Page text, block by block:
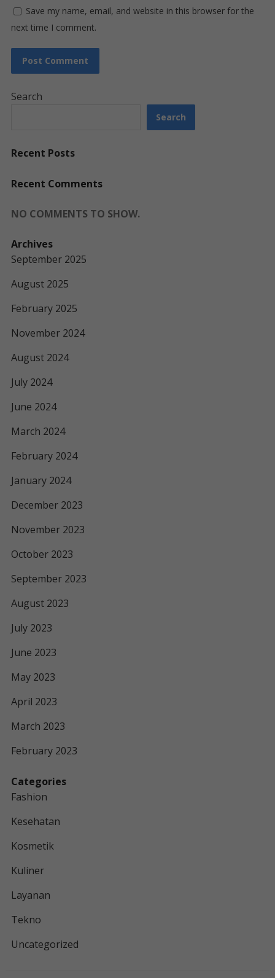
Save my name, email, and website in this browser for the
next time I comment.
Search
Search
Recent Posts
Recent Comments
NO COMMENTS TO SHOW.
Archives
September 2025
August 2025
February 2025
November 2024
August 2024
July 2024
June 2024
March 2024
February 2024
January 2024
December 2023
November 2023
October 2023
September 2023
August 2023
July 2023
June 2023
May 2023
April 2023
March 2023
February 2023
Categories
Fashion
Kesehatan
Kosmetik
Kuliner
Layanan
Tekno
Uncategorized